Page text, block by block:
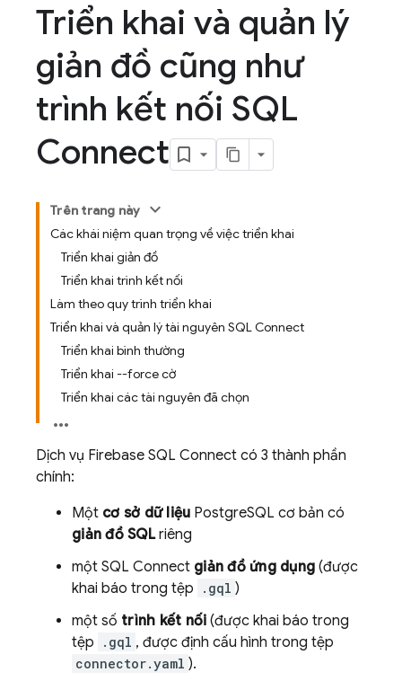
Triển khai và quản lý
giản đồ cũng như
trình kết nối SQL
Connect
Trên trang này
Các khái niệm quan trọng về việc triển khai
Triển khai giản đồ
Triển khai trình kết nối
Làm theo quy trình triển khai
Triển khai và quản lý tài nguyên SQL Connect
Triển khai bình thường
Triển khai --force cờ
Triển khai các tài nguyên đã chọn
Dịch vụ Firebase SQL Connect có 3 thành phần
chính:
Một cơ sở dữ liệu PostgreSQL cơ bản có
giản đồ SQLriêng
một SQL Connect giản đồ ứng dụng (được
khai báo trong tệp
.gql )
một số trình kết nối (được khai báo trong
tệp
.gql , được định cấu hình trong tệp
connector.yaml ).